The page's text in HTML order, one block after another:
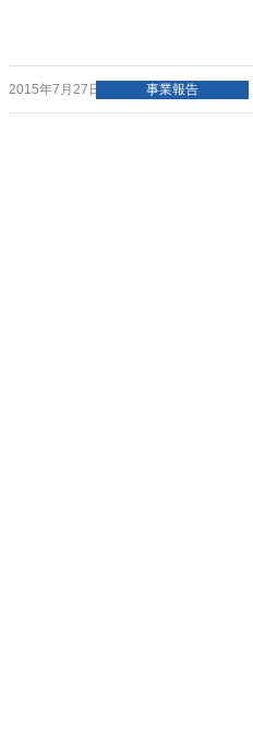
2015年7月27日 事業報告